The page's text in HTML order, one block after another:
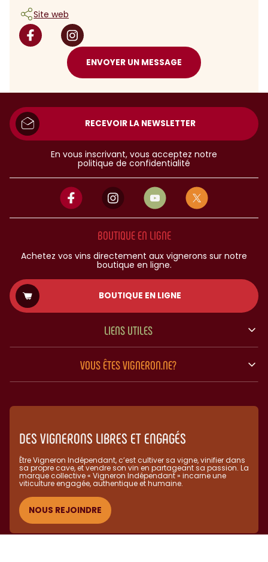
Site web
ENVOYER UN MESSAGE
RECEVOIR LA NEWSLETTER
En vous inscrivant, vous acceptez notre
politique de confidentialité
BOUTIQUE EN LIGNE
Achetez vos vins directement aux vignerons sur notre
boutique en ligne.
BOUTIQUE EN LIGNE
LIENS UTILES
VOUS ÊTES VIGNERON.NE?
DES VIGNERONS LIBRES ET ENGAGÉS
Être Vigneron Indépendant, c’est cultiver sa vigne, vinifier dans
sa propre cave, et vendre son vin en partageant sa passion. La
marque collective « Vigneron Indépendant » incarne une
viticulture engagée, authentique et humaine.​
NOUS REJOINDRE